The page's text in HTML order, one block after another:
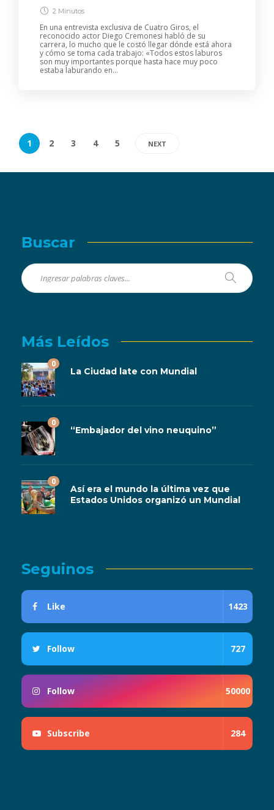
2 Minutos
En una entrevista exclusiva de Cuatro Giros, el
reconocido actor Diego Cremonesi habló de su
carrera, lo mucho que le costó llegar dónde está ahora
y cómo se toma cada trabajo: «Todos estos laburos
son muy importantes porque hasta hace muy poco
estaba laburando en...
1 2 3 4 5 NEXT
Buscar
Más Leídos
0
La Ciudad late con Mundial
0
“Embajador del vino neuquino”
0
Así era el mundo la última vez que
Estados Unidos organizó un Mundial
Seguinos
Like 1423
Follow 727
Follow 50000
Subscribe 284